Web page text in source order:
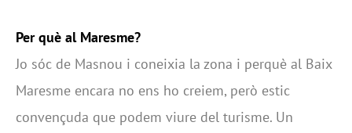
Per què al Maresme?
Jo sóc de Masnou i coneixia la zona i perquè al Baix
Maresme encara no ens ho creiem, però estic
convençuda que podem viure del turisme. Un